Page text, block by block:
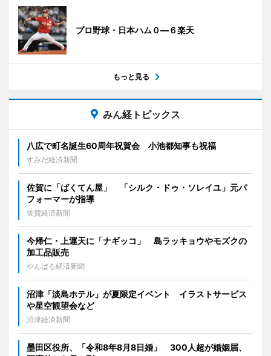
プロ野球・日本ハム０―６楽天
もっと見る
みん経トピックス
八広で町名誕生60周年祝賀会 小池都知事も祝福
すみだ経済新聞
佐賀に「ばくてん屋」 「シルク・ドゥ・ソレイユ」元パ
フォーマーが指導
佐賀経済新聞
今帰仁・上運天に「ナギッコ」 島ラッキョウやモズクの
加工品販売
やんばる経済新聞
沼津「淡島ホテル」が夏限定イベント イラストサービス
や星空観望会など
沼津経済新聞
墨田区役所、「令和8年8月8日婚」 300人超が婚姻届、